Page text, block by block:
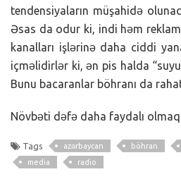
tendensiyaların müşahidə
Əsas da odur ki, indi həm
kanalları işlərinə daha ciddi
içməlidirlər ki, ən pis halda
Bunu bacaranlar böhranı da
Növbəti dəfə daha faydalı
Tags azərbaycan böhran
media
radio